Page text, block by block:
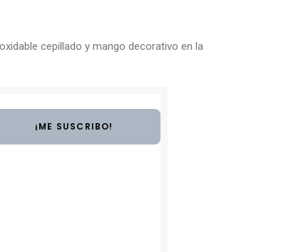
cepillado y mango decorativo en la